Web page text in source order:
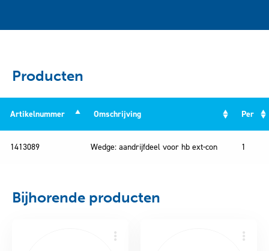
Producten
Artikelnummer Omschrijving
Per
1413089
Wedge: aandrijfdeel voor hb ext-con 1
Bijhorende producten